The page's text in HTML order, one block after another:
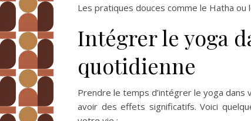
Les pratiques douces comme le Hatha ou
Intégrer le yoga
quotidienne
Prendre le temps d’intégrer le yoga
avoir des effets significatifs. Voici